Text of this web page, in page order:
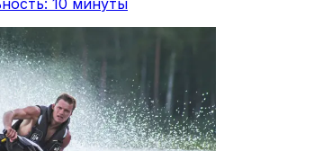
: 10 минуты